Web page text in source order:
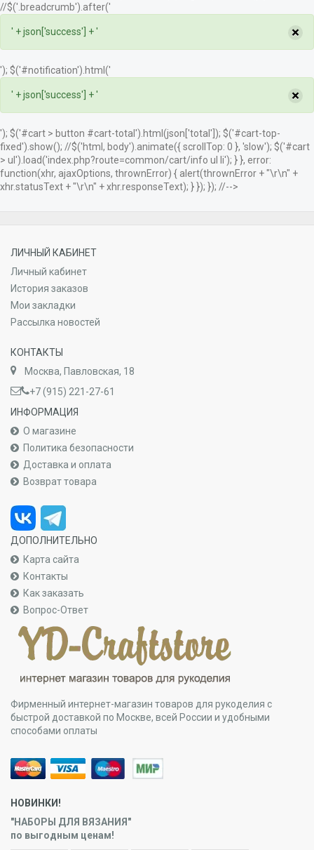
//$('.breadcrumb').after('
' + json['success'] + ' ×
'); $('#notification').html('
' + json['success'] + ' ×
'); $('#cart > button #cart-total').html(json['total']); $('#cart-top-
fixed').show(); //$('html, body').animate({ scrollTop: 0 }, 'slow'); $('#cart
> ul').load('index.php?route=common/cart/info ul li'); } }, error:
function(xhr, ajaxOptions, thrownError) { alert(thrownError + "\r\n" +
xhr.statusText + "\r\n" + xhr.responseText); } }); }); //-->
ЛИЧНЫЙ КАБИНЕТ
Личный кабинет
История заказов
Мои закладки
Рассылка новостей
КОНТАКТЫ
Москва, Павловская, 18
+7 (915) 221-27-61
ИНФОРМАЦИЯ
О магазине
Политика безопасности
Доставка и оплата
Возврат товара
ДОПОЛНИТЕЛЬНО
Карта сайта
Контакты
Как заказать
Вопрос-Ответ
Фирменный интернет-магазин товаров для рукоделия с
быстрой доставкой по Москве, всей России и удобными
способами оплаты
НОВИНКИ!
"НАБОРЫ ДЛЯ ВЯЗАНИЯ"
по выгодным ценам!